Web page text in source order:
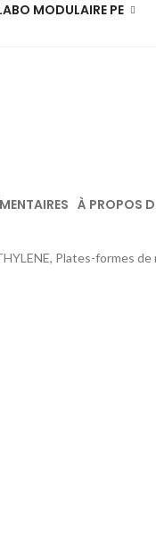
MODULAIRE PE
À PROPOS
Plates-formes